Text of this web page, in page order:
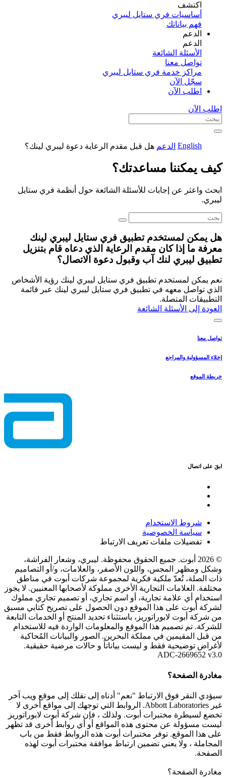
اكتشف​
أساسيات فري ستايل ليبري
فهم بياناتك
الدعم
الدعم
الأسئلة الشائعة
تواصل معنا
مراكز خدمة فري ستايل ليبري
سجّل الآن​
اطلب الآن
اطلب الآن
English الدعم هل قبل مقدم الرعاية دعوة ليبري لينك؟
كيف يمكننا مساعدتك؟
ابحث واعثر عن إجابات للأسئلة الشائعة حول أنظمة فري ستايل
ليبري.
هل يمكن لمستخدم تطبيق فري ستايل ليبري لينك
معرفة ما إذا كان مقدم الرعاية الذي دعاه قام بتنزيل
تطبيق ليبري لنك آب وقبول دعوة الاتصال؟
نعم يمكن لمستخدم تطبيق فري ستايل ليبري لينك رؤية الأشخاص
الذي تواصل معهه في تطبيق فري ستايل ليبري لينك عبر قائمة
التطبيقات المتصلة.
العودة إلى الأسئلة الشائعة
تواصل معنا
إخلاء المسؤولية والمراجع
خريطة الموقع
ابقَ على اتصال
شروط الاستخدام
سياسة الخصوصية
تفضيلات ملفات تعريف الارتباط
© 2026 أبوت. جميع الحقوق محفوظة. ليبري، وشعار الفراشة،
وشكل ومظهر المجس، واللون الأصفر، والعلامات، و/أو التصاميم
ذات الصلة، تُعدّ ملكية فكرية لمجموعة شركات أبوت في مناطق
مختلفة. العلامات التجارية الأخرى مملوكة لأصحابها المعنيين. لا يجوز
استخدام أي علامة تجارية، أو اسم تجاري، أو تصميم تجاري مملوك
لشركة أبوت على هذا الموقع دون الحصول على تصريح كتابي مسبق
من شركة أبوت لابوراتوريز، باستثناء تحديد المنتج أو الخدمات التابعة
للشركة. تم تصميم هذا الموقع والمعلومات الواردة فيه للاستخدام
من قبل المقيمين في مملكة البحرين. الصور والبيانات المُحاكية
لأغراض توضيحية فقط و ليست بياناتأ و حالات مرضية حقيقية.
ADC-2669652 v3.0
مغادرة الصفحة؟
سيؤدي النقر فوق الارتباط "نعم" أدناه إلى نقلك إلى موقع ويب آخر
غير Abbott Laboratories. الروابط التي توجهك إلى مواقع أخرى لا
تخضع لسيطرة مختبرات أبوت. ولذلك ، فإن شركة أبوت لابوراتوريز
ليست مسؤولة عن محتوى هذه المواقع أو أي روابط أخرى قد تظهر
على هذا الموقع. توفر مختبرات أبوت هذه الروابط فقط من باب
المجاملة ، ولا يعني تضمين ارتباط موافقة مختبرات أبوت لهذه
الصفحة.
مغادرة الصفحة؟